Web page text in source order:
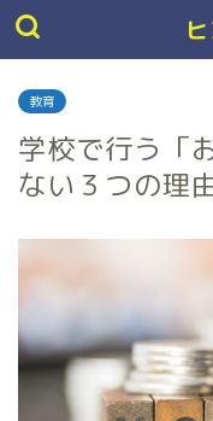
教育
学校で行う「
ない３つの理